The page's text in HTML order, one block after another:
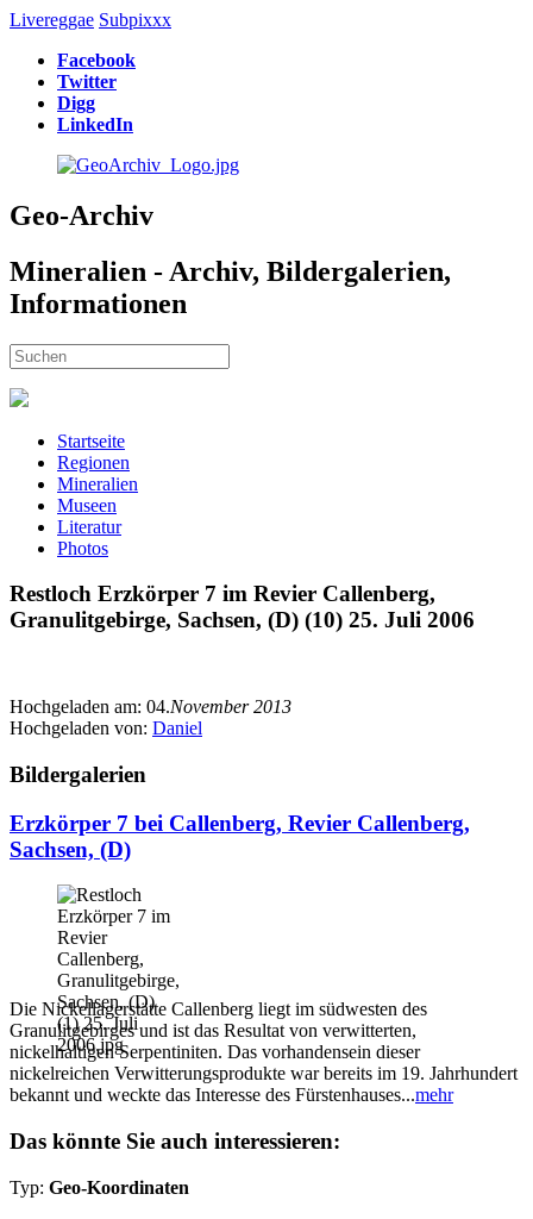
Livereggae Subpixxx
Facebook
Twitter
Digg
LinkedIn
Geo-Archiv
Mineralien - Archiv, Bildergalerien,
Informationen
Startseite
Regionen
Mineralien
Museen
Literatur
Photos
Restloch Erzkörper 7 im Revier Callenberg,
Granulitgebirge, Sachsen, (D) (10) 25. Juli 2006
Hochgeladen am: 04.November 2013
Hochgeladen von: Daniel
Bildergalerien
Erzkörper 7 bei Callenberg, Revier Callenberg,
Sachsen, (D)
Die Nickellagerstätte Callenberg liegt im südwesten des
Granulitgebirges und ist das Resultat von verwitterten,
nickelhaltigen Serpentiniten. Das vorhandensein dieser
nickelreichen Verwitterungsprodukte war bereits im 19. Jahrhundert
bekannt und weckte das Interesse des Fürstenhauses...mehr
Das könnte Sie auch interessieren:
Typ: Geo-Koordinaten